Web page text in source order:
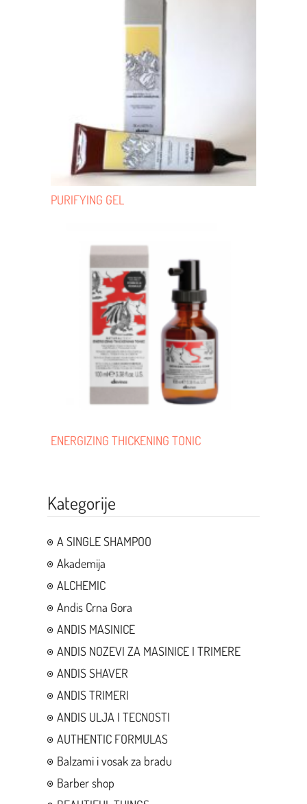
PURIFYING GEL
ENERGIZING THICKENING TONIC
Kategorije
A SINGLE SHAMPOO
Akademija
ALCHEMIC
Andis Crna Gora
ANDIS MASINICE
ANDIS NOZEVI ZA MASINICE I TRIMERE
ANDIS SHAVER
ANDIS TRIMERI
ANDIS ULJA I TECNOSTI
AUTHENTIC FORMULAS
Balzami i vosak za bradu
Barber shop